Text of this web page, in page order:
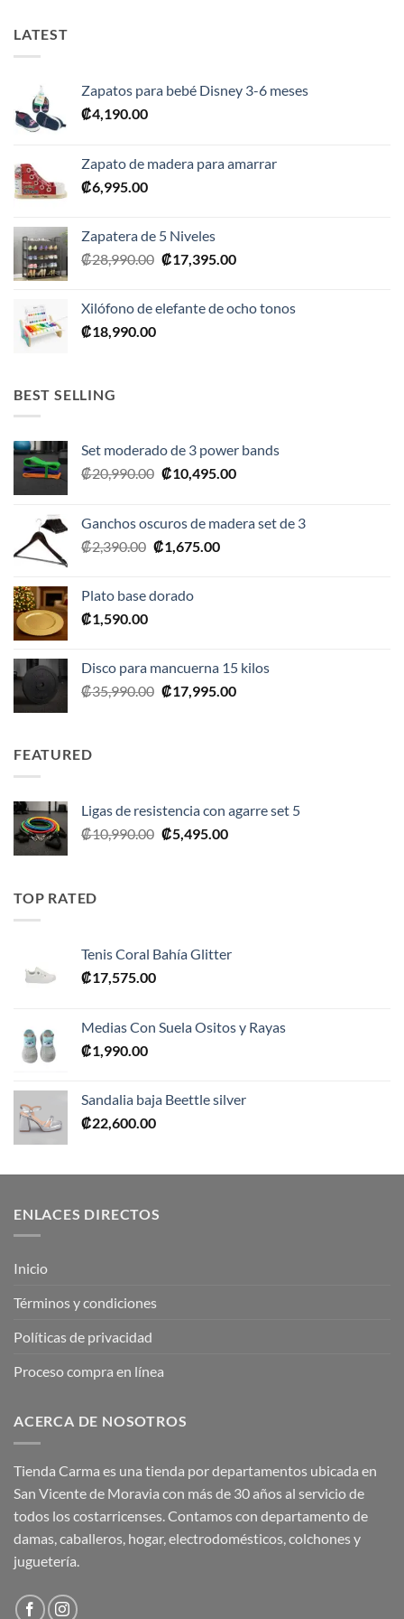
LATEST
Zapatos para bebé Disney 3-6 meses
₡4,190.00
Zapato de madera para amarrar
₡6,995.00
Zapatera de 5 Niveles
₡28,990.00 El
era:
₡17,395.00El
es:
Xilófono de elefante de ocho tonos
₡18,990.00
BEST SELLING
Set moderado de 3 power bands
₡20,990.00 El
era:
₡20,990.00.
₡10,495.00El
es:
Ganchos oscuros de madera set de 3
₡2,390.00 El
era:
₡1,675.00El
Plato base dorado
₡1,590.00
Disco para mancuerna 15 kilos
₡35,990.00 El
₡17,995.00El
FEATURED
Ligas de resistencia con agarre set 5
₡10,990.00 El
₡5,495.00El
TOP RATED
Tenis Coral Bahía Glitter
₡17,575.00
Medias Con Suela Ositos y Rayas
₡1,990.00
Sandalia baja Beettle silver
₡22,600.00
ENLACES DIRECTOS
Inicio
Términos y condiciones
Políticas de privacidad
Proceso compra en línea
ACERCA DE NOSOTROS
Tienda Carma es una tienda por departamentos ubicada en
San Vicente de Moravia con más de 30 años al servicio de
todos los costarricenses. Contamos con departamento de
damas, caballeros, hogar, electrodomésticos, colchones y
juguetería.